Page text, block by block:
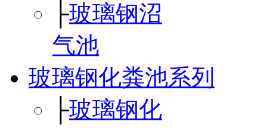
├玻璃钢沼
气池
玻璃钢化粪池系列
├玻璃钢化